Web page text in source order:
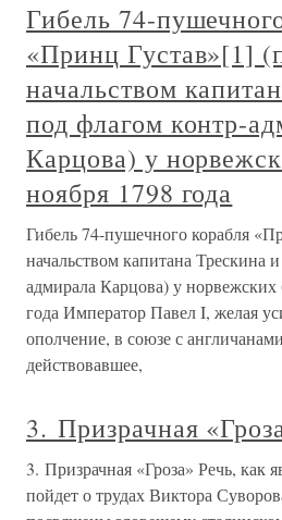
Гибель 74-
«Принц Густав»[1]
начальством
под флагом контр-
Карцова) у
ноября 1798 года
Гибель 74-пушечного корабля
начальством капитана Трескина
адмирала Карцова) у норвежских
года Император Павел I, желая
ополчение, в союзе с
действовавшее,
3. Призрачная
3. Призрачная «Гроза» Речь, как
пойдет о трудах Виктора